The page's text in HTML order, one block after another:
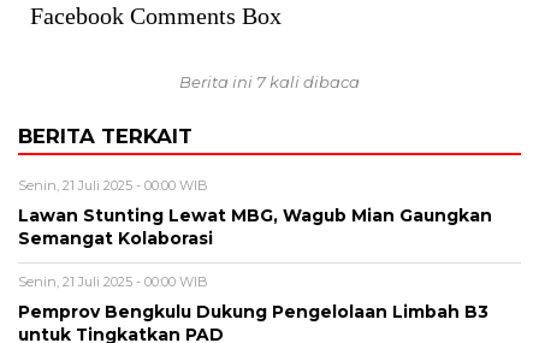
Facebook Comments Box
Berita ini 7 kali dibaca
BERITA TERKAIT
Senin, 21 Juli 2025 - 00:00 WIB
Lawan Stunting Lewat MBG, Wagub Mian Gaungkan
Semangat Kolaborasi
Senin, 21 Juli 2025 - 00:00 WIB
Pemprov Bengkulu Dukung Pengelolaan Limbah B3
untuk Tingkatkan PAD